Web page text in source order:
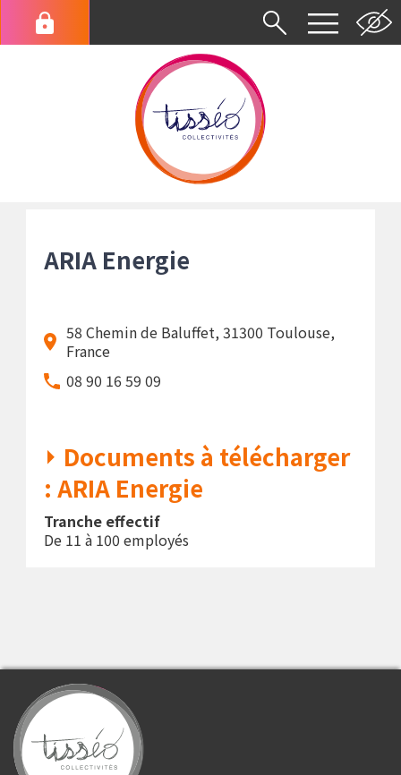
contenu
Menu
du
ARIA Energie
58 Chemin de Baluffet, 31300 Toulouse,
France
08 90 16 59 09
Documents à télécharger
: ARIA Energie
Tranche effectif
De 11 à 100 employés